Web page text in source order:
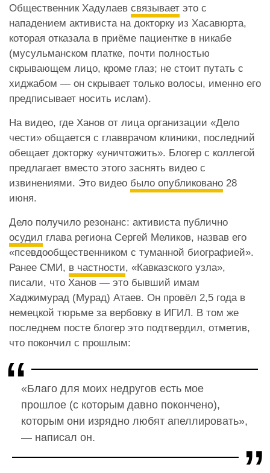
Общественник Хадулаев связывает это с
нападением активиста на докторку из Хасавюрта,
которая отказала в приёме пациентке в никабе
(мусульманском платке, почти полностью
скрывающем лицо, кроме глаз; не стоит путать с
хиджабом — он скрывает только волосы, именно его
предписывает носить ислам).
На видео, где Ханов от лица организации «Дело
чести» общается с главврачом клиники, последний
обещает докторку «уничтожить». Блогер с коллегой
предлагает вместо этого заснять видео с
извинениями. Это видео было опубликовано 28
июня.
Дело получило резонанс: активиста публично
осудил глава региона Сергей Меликов, назвав его
«псевдообщественником с туманной биографией».
Ранее СМИ, в частности, «Кавказского узла»,
писали, что Ханов — это бывший имам
Хаджимурад (Мурад) Атаев. Он провёл 2,5 года в
немецкой тюрьме за вербовку в ИГИЛ. В том же
последнем посте блогер это подтвердил, отметив,
что покончил с прошлым:
«Благо для моих недругов есть мое
прошлое (с которым давно покончено),
которым они изрядно любят апеллировать»,
— написал он.